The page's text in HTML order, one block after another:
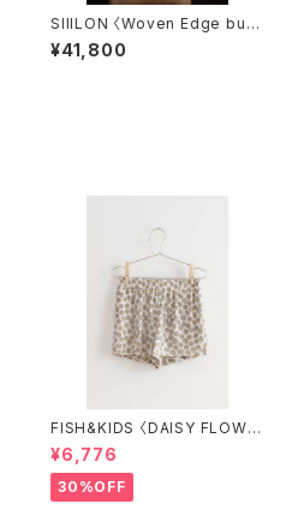
SIIILON 〈Woven Edge bust
ier〉
¥41,800
FISH&KIDS 〈DAISY FLOWE
R SHORT〉
¥6,776
30%OFF